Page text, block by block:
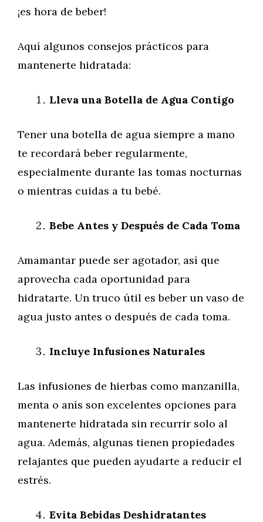
¡es hora de beber!
Aquí algunos consejos prácticos para
mantenerte hidratada:
Lleva una Botella de Agua Contigo
Tener una botella de agua siempre a mano
te recordará beber regularmente,
especialmente durante las tomas nocturnas
o mientras cuidas a tu bebé.
Bebe Antes y Después de Cada Toma
Amamantar puede ser agotador, así que
aprovecha cada oportunidad para
hidratarte. Un truco útil es beber un vaso de
agua justo antes o después de cada toma.
Incluye Infusiones Naturales
Las infusiones de hierbas como manzanilla,
menta o anís son excelentes opciones para
mantenerte hidratada sin recurrir solo al
agua. Además, algunas tienen propiedades
relajantes que pueden ayudarte a reducir el
estrés.
Evita Bebidas Deshidratantes